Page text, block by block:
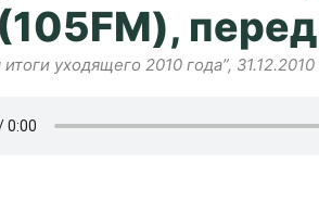
(105FM),
уходящего 2010 года”, 31.12.2010